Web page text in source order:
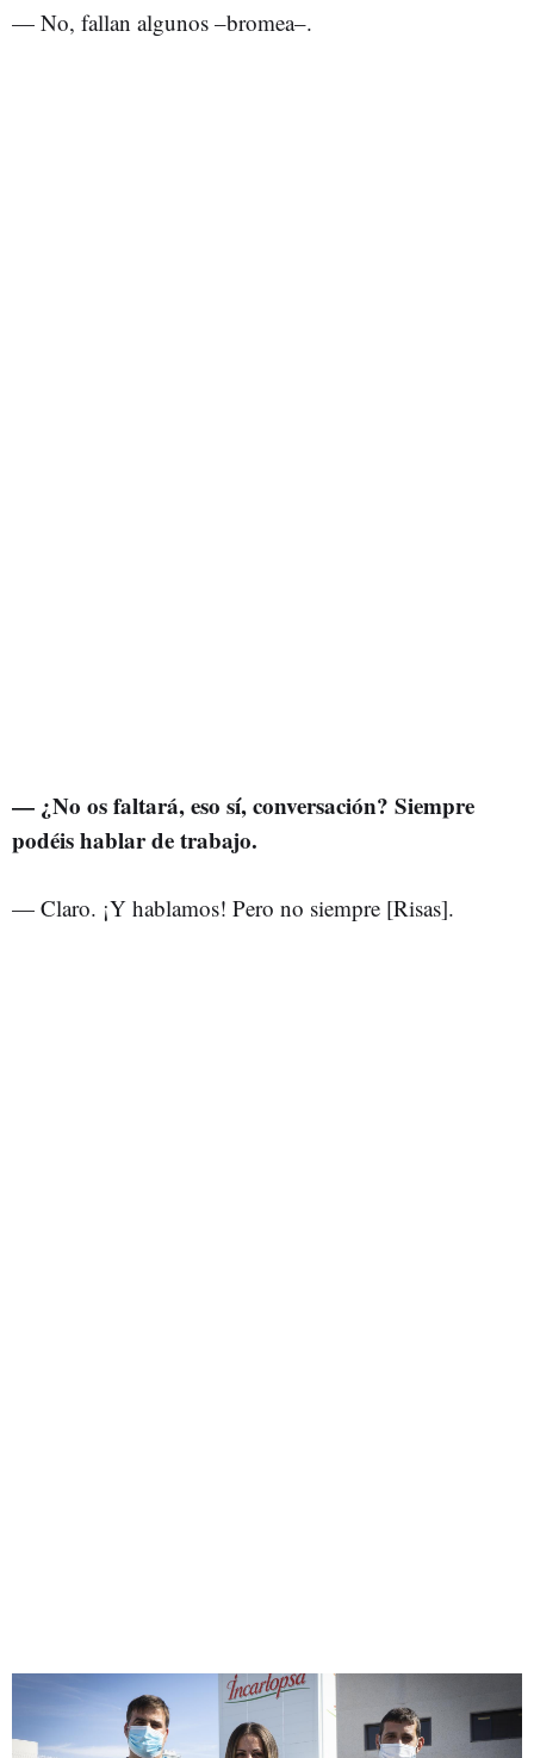
— No, fallan algunos –bromea–.
— ¿No os faltará, eso sí, conversación? Siempre
podéis hablar de trabajo.
— Claro. ¡Y hablamos! Pero no siempre [Risas].